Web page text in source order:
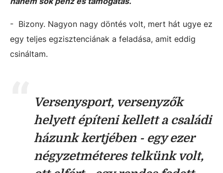
- Bizony. Nagyon nagy döntés volt, mert hát ugye ez
egy teljes egzisztenciának a feladása, amit eddig
csináltam.
Versenysport, versenyzők
helyett építeni kellett a családi
házunk kertjében - egy ezer
négyzetméteres telkünk volt,